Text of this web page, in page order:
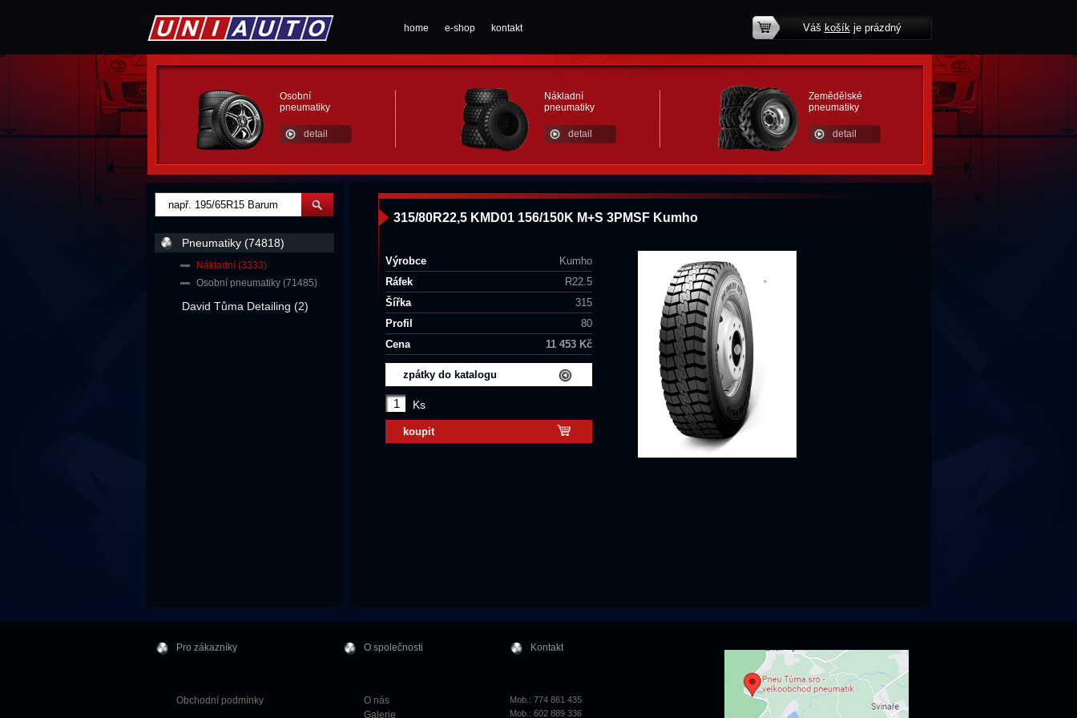
home e-shop kontakt Váš košíkje prázdný
Osobní
pneumatiky
detail
Nákladní
pneumatiky
detail
Zemědělské
pneumatiky
detail
315/80R22,5 KMD01 156/150K M+S 3PMSF Kumho
Výrobce
Kumho
Ráfek
R22.5
Šířka
315
Profil
80
Cena
11 453 Kč
zpátky do katalogu
Ks
koupit
Pneumatiky (74818)
Nákladní (3333)
Osobní pneumatiky (71485)
David Tůma Detailing (2)
Pro zákazníky
Obchodní podmínky
O společnosti
O nás
Galerie
Kontakt
Mob.: 774 861 435
Mob.: 602 889 336